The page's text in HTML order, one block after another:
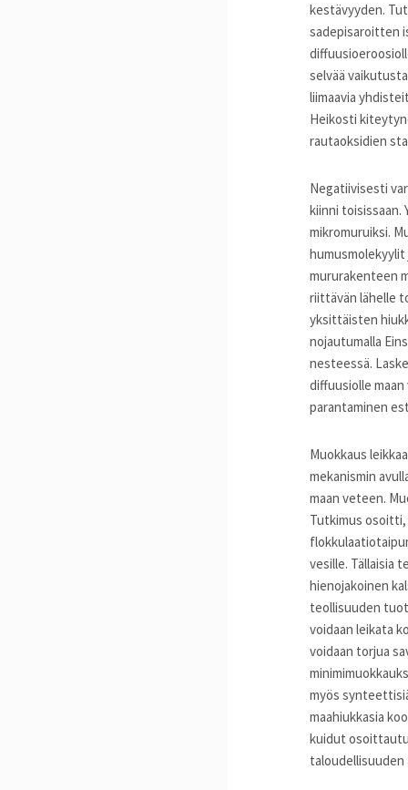
kestävyyden.
sadepisaroitten
selvää
liimaavia
Heikosti
rautaoksidien
Negatiivisesti
kiinni toisissaan.
mikromuruiksi.
mururakenteen
riittävän lähelle
yksittäisten
nojautumalla
nesteessä.
diffuusiolle
parantaminen
Muokkaus
mekanismin
maan veteen.
Tutkimus osoitti,
vesille. Tällaisia
hienojakoinen
teollisuuden
voidaan leikata
voidaan torjua
myös
maahiukkasia
kuidut